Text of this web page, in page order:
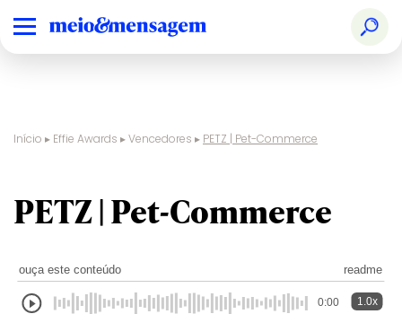
Início ▸ Effie Awards ▸Vencedores ▸ PETZ | Pet-Commerce
PETZ | Pet-Commerce
ouça este conteúdo readme
0:00 1.0x